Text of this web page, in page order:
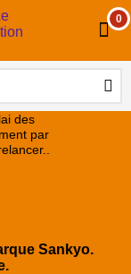
0
des
par
Sankyo.